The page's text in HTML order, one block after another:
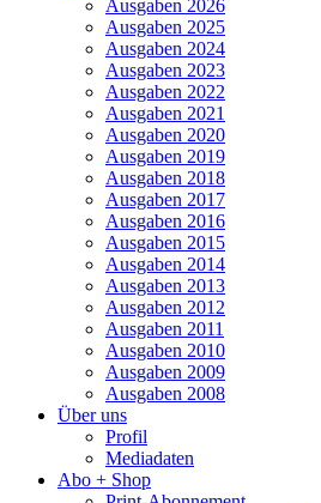
Ausgaben 2026
Ausgaben 2025
Ausgaben 2024
Ausgaben 2023
Ausgaben 2022
Ausgaben 2021
Ausgaben 2020
Ausgaben 2019
Ausgaben 2018
Ausgaben 2017
Ausgaben 2016
Ausgaben 2015
Ausgaben 2014
Ausgaben 2013
Ausgaben 2012
Ausgaben 2011
Ausgaben 2010
Ausgaben 2009
Ausgaben 2008
Über uns
Profil
Mediadaten
Abo + Shop